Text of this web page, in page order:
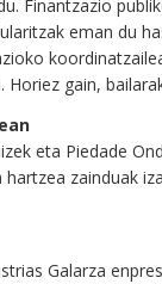
Finantzazio
eman du
Horiez gain,
eta Piedade
zainduak
Galarza